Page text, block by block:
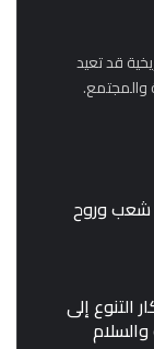
قد تعيد
والمجتمع.
شعب وروح
التنوع إلى